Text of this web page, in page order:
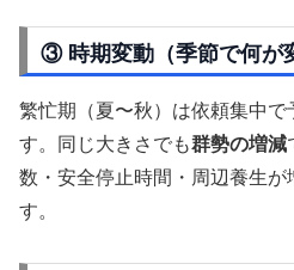
③ 時期変動（季節で何が
繁忙期（夏〜秋）は依頼集中で
す。同じ大きさでも群勢の増減
数・安全停止時間・周辺養生が
す。